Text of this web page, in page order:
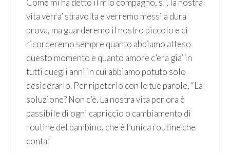
Come mi ha detto il mio compagno, si’, la nostra
vita verra’ stravolta e verremo messi a dura
prova, ma guarderemo il nostro piccolo e ci
ricorderemo sempre quanto abbiamo atteso
questo momento e quanto amore c’era gia’ in
tutti quegli anni in cui abbiamo potuto solo
desiderarlo. Per ripeterlo con le tue parole, “La
soluzione? Non c’è. La nostra vita per ora è
passibile di ogni capriccio o cambiamento di
routine del bambino, che è l’unica routine che
conta.”